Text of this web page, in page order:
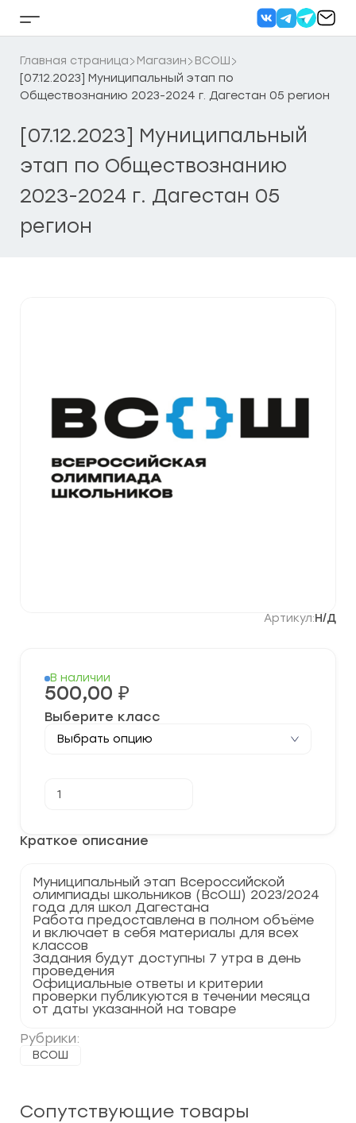
Кнопка
бокового
меню
Главная страница Магазин
ВСОШ
[07.12.2023] Муниципальный этап по
Обществознанию 2023-2024 г. Дагестан 05 регион
[07.12.2023] Муниципальный
этап по Обществознанию
2023-2024 г. Дагестан 05
регион
Артикул:Н/Д
Краткое описание
Муниципальный этап Всероссийской
олимпиады школьников (ВсОШ) 2023/2024
года для школ Дагестана
Работа предоставлена в полном объёме
и включает в себя материалы для всех
классов
Задания будут доступны 7 утра в день
проведения
Официальные ответы и критерии
проверки публикуются в течении месяца
от даты указанной на товаре
Рубрики:
ВСОШ
В наличии
500,00 ₽
Выберите класс
товара
этап
по
2024
г.
Дагестан
05
регион
Сопутствующие товары